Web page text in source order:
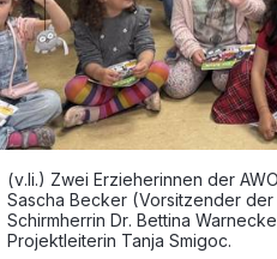
(v.li.) Zwei Erzieherinnen der
Sascha Becker (Vorsitzender
Schirmherrin Dr. Bettina
Projektleiterin Tanja Smigoc.